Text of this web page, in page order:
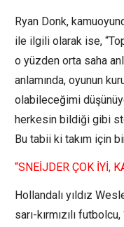
Ryan Donk,
ile ilgili olarak ise,
o yüzden orta saha
anlamında, oyunun
olabileceğimi
herkesin bildiği gibi
Bu tabii ki takım için
“SNEİJDER ÇOK İYİ,
Hollandalı yıldız
sarı-kırmızılı